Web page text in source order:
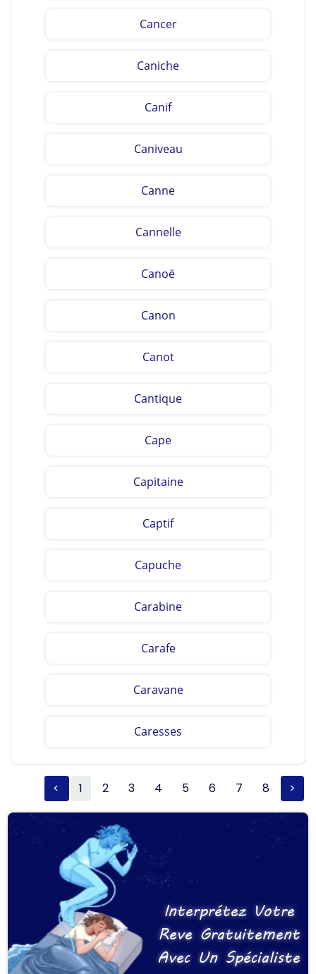
Cancer
Caniche
Canif
Caniveau
Canne
Cannelle
Canoë
Canon
Canot
Cantique
Cape
Capitaine
Captif
Capuche
Carabine
Carafe
Caravane
Caresses
< 1 2 3 4 5 6 7 8 >
Interprétez Votre
Reve Gratuitement
Avec Un Spécialiste